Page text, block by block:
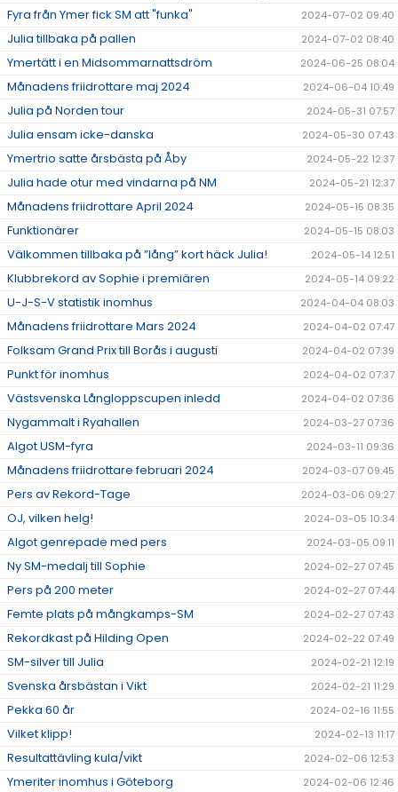
Fyra från Ymer fick SM att "funka" 2024-07-02 09:40
Julia tillbaka på pallen 2024-07-02 08:40
Ymertätt i en Midsommarnattsdröm 2024-06-25 08:04
Månadens friidrottare maj 2024 2024-06-04 10:49
Julia på Norden tour 2024-05-31 07:57
Julia ensam icke-danska 2024-05-30 07:43
Ymertrio satte årsbästa på Åby 2024-05-22 12:37
Julia hade otur med vindarna på NM 2024-05-21 12:37
Månadens friidrottare April 2024 2024-05-15 08:35
Funktionärer 2024-05-15 08:03
Välkommen tillbaka på ”lång” kort häck Julia! 2024-05-14 12:51
Klubbrekord av Sophie i premiären 2024-05-14 09:22
U-J-S-V statistik inomhus 2024-04-04 08:03
Månadens friidrottare Mars 2024 2024-04-02 07:47
Folksam Grand Prix till Borås i augusti 2024-04-02 07:39
Punkt för inomhus 2024-04-02 07:37
Västsvenska Långloppscupen inledd 2024-04-02 07:36
Nygammalt i Ryahallen 2024-03-27 07:36
Algot USM-fyra 2024-03-11 09:36
Månadens friidrottare februari 2024 2024-03-07 09:45
Pers av Rekord-Tage 2024-03-06 09:27
OJ, vilken helg! 2024-03-05 10:34
Algot genrepade med pers 2024-03-05 09:11
Ny SM-medalj till Sophie 2024-02-27 07:45
Pers på 200 meter 2024-02-27 07:44
Femte plats på mångkamps-SM 2024-02-27 07:43
Rekordkast på Hilding Open 2024-02-22 07:49
SM-silver till Julia 2024-02-21 12:19
Svenska årsbästan i Vikt 2024-02-21 11:29
Pekka 60 år 2024-02-16 11:55
Vilket klipp! 2024-02-13 11:17
Resultattävling kula/vikt 2024-02-06 12:53
Ymeriter inomhus i Göteborg 2024-02-06 12:46